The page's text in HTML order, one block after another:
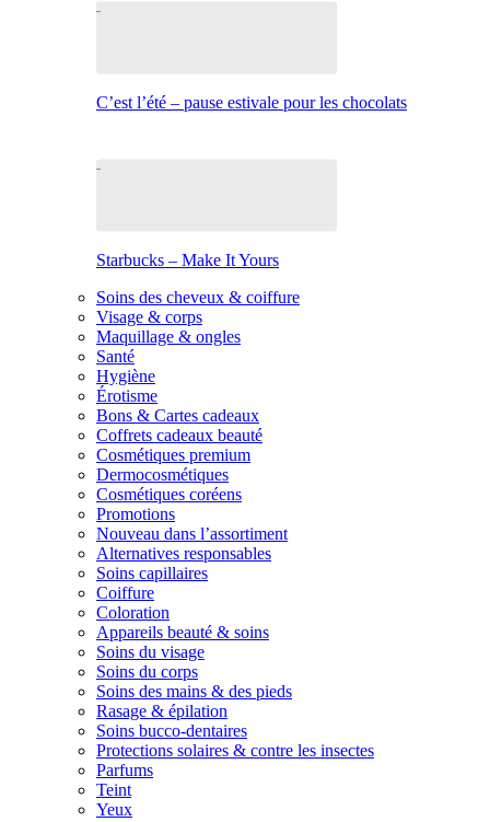
C’est l’été – pause estivale pour les chocolats
Starbucks – Make It Yours
Soins des cheveux & coiffure
Visage & corps
Maquillage & ongles
Santé
Hygiène
Érotisme
Bons & Cartes cadeaux
Coffrets cadeaux beauté
Cosmétiques premium
Dermocosmétiques
Cosmétiques coréens
Promotions
Nouveau dans l’assortiment
Alternatives responsables
Soins capillaires
Coiffure
Coloration
Appareils beauté & soins
Soins du visage
Soins du corps
Soins des mains & des pieds
Rasage & épilation
Soins bucco-dentaires
Protections solaires & contre les insectes
Parfums
Teint
Yeux